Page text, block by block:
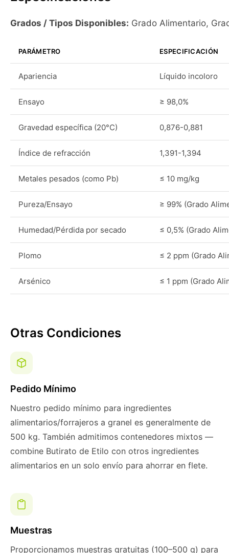
Grados / Tipos Disponibles: Grado Alimentario,
PARÁMETRO ESPECIFICACIÓN
Apariencia Líquido incoloro
Ensayo ≥ 98,0%
Gravedad específica (20°C) 0,876-0,881
Índice de refracción 1,391-1,394
Metales pesados (como Pb) ≤ 10 mg/kg
Pureza/Ensayo ≥ 99% (Grado
Humedad/Pérdida por secado ≤ 0,5% (Grado
Plomo ≤ 2 ppm (Grado
Arsénico ≤ 1 ppm (Grado
Otras Condiciones
Pedido Mínimo
Nuestro pedido mínimo para ingredientes
alimentarios/forrajeros a granel es generalmente de
500 kg. También admitimos contenedores mixtos —
combine Butirato de Etilo con otros ingredientes
alimentarios en un solo envío para ahorrar en flete.
Muestras
Proporcionamos muestras gratuitas (100–500 g) para